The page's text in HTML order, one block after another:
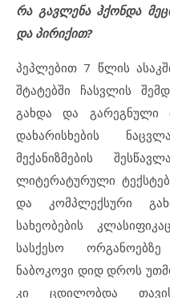
რა გავლენა ჰქონდა
და პირიქით?
პეპლებით 7 წლის
შტატებში ჩასვლის
გახდა და გარეგნული
დახარისხების
მექანიზმების
ლიტერატურული
და კომპლექსური
სახეობების
სასქესო
ნაბოკოვი დიდ დროს
კი ცდილობდა თავის